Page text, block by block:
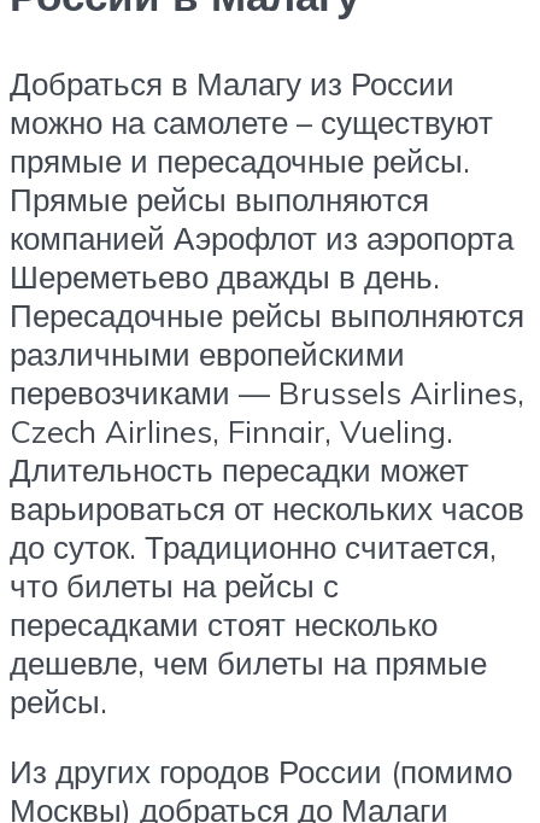
Добраться в Малагу из России
можно на самолете – существуют
прямые и пересадочные рейсы.
Прямые рейсы выполняются
компанией Аэрофлот из аэропорта
Шереметьево дважды в день.
Пересадочные рейсы выполняются
различными европейскими
перевозчиками — Brussels Airlines,
Czech Airlines, Finnair, Vueling.
Длительность пересадки может
варьироваться от нескольких часов
до суток. Традиционно считается,
что билеты на рейсы с
пересадками стоят несколько
дешевле, чем билеты на прямые
рейсы.
Из других городов России (помимо
Москвы) добраться до Малаги